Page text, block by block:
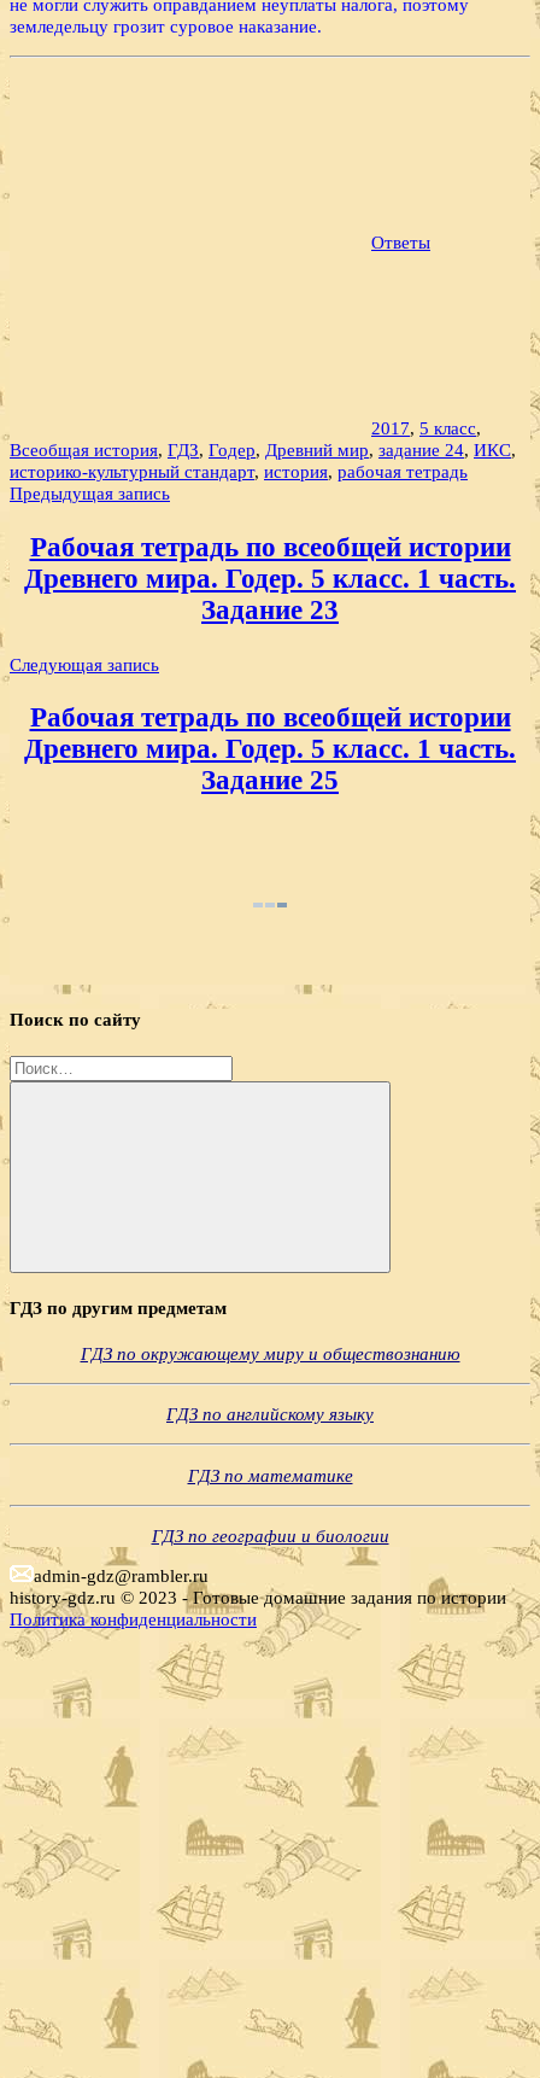
не могли служить оправданием неуплаты налога, поэтому
земледельцу грозит суровое наказание.
Ответы
2017, 5 класс,
Всеобщая история, ГДЗ, Годер, Древний мир, задание 24, ИКС,
историко-культурный стандарт, история, рабочая тетрадь
Навигация
записям
Предыдущая запись
Рабочая тетрадь по всеобщей истории
Древнего мира. Годер. 5 класс. 1 часть.
Задание 23
Следующая запись
Рабочая тетрадь по всеобщей истории
Древнего мира. Годер. 5 класс. 1 часть.
Задание 25
Поиск по сайту
Найти:
Поиск
ГДЗ по другим предметам
ГДЗ по окружающему миру и обществознанию
ГДЗ по английскому языку
ГДЗ по математике
ГДЗ по географии и биологии
admin-gdz@rambler.ru
history-gdz.ru © 2023 - Готовые домашние задания по истории
Политика конфиденциальности